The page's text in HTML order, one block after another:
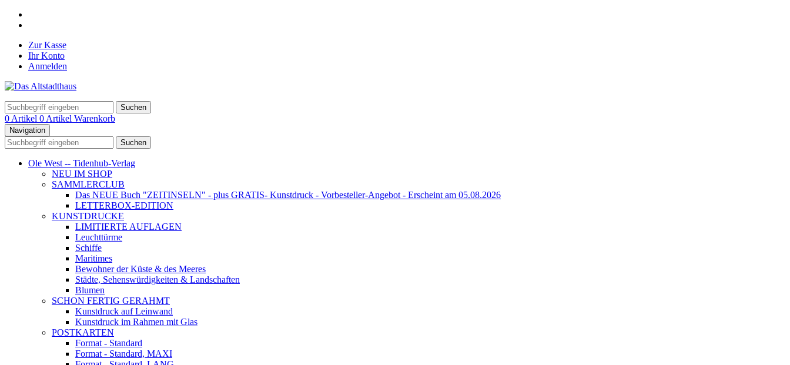
Zur Kasse
Ihr Konto
Anmelden
Suchen
0 Artikel 0 Artikel Warenkorb
Navigation
Suchen
Ole West -- Tidenhub-Verlag
NEU IM SHOP
SAMMLERCLUB
Das NEUE Buch "ZEITINSELN" - plus GRATIS- Kunstdruck - Vorbesteller-Angebot - Erscheint am 05.08.2026
LETTERBOX-EDITION
KUNSTDRUCKE
LIMITIERTE AUFLAGEN
Leuchttürme
Schiffe
Maritimes
Bewohner der Küste & des Meeres
Städte, Sehenswürdigkeiten & Landschaften
Blumen
SCHON FERTIG GERAHMT
Kunstdruck auf Leinwand
Kunstdruck im Rahmen mit Glas
POSTKARTEN
Format - Standard
Format - Standard, MAXI